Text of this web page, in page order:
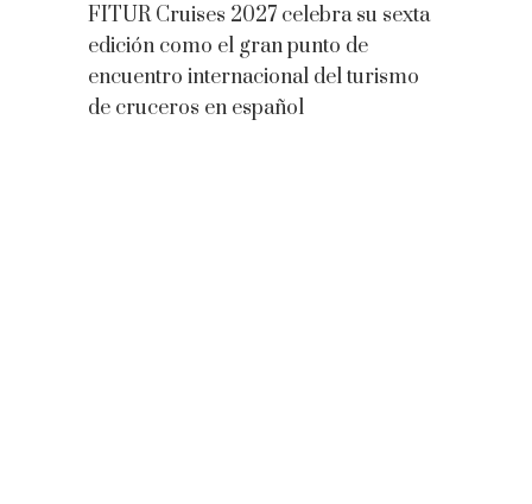
FITUR Cruises 2027 celebra su sexta
edición como el gran punto de
encuentro internacional del turismo
de cruceros en español